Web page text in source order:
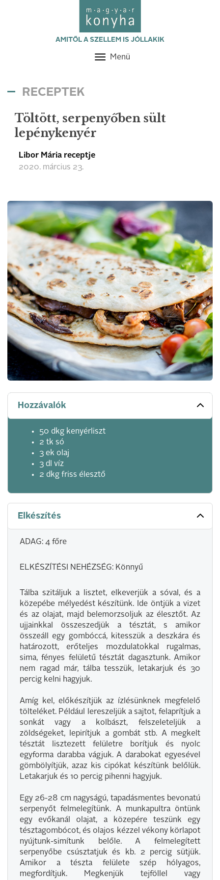
AMITŐL A SZELLEM IS JÓLLAKIK
Toggle
Menü
RECEPTEK
Töltött, serpenyőben sült
lepénykenyér
Libor Mária receptje
2020. március 23.
Hozzávalók
50 dkg kenyérliszt
2 tk só
3 ek olaj
3 dl víz
2 dkg friss élesztő
Elkészítés
ADAG: 4 főre
ELKÉSZÍTÉSI NEHÉZSÉG: Könnyű
Tálba szitáljuk a lisztet, elkeverjük a sóval, és a
közepébe mélyedést készítünk. Ide öntjük a vizet
és az olajat, majd belemorzsoljuk az élesztőt. Az
ujjainkkal összeszedjük a tésztát, s amikor
összeáll egy gombóccá, kitesszük a deszkára és
határozott, erőteljes mozdulatokkal rugalmas,
sima, fényes felületű tésztát dagasztunk. Amikor
nem ragad már, tálba tesszük, letakarjuk és 30
percig kelni hagyjuk.
Amíg kel, előkészítjük az ízlésünknek megfelelő
tölteléket. Például lereszeljük a sajtot, felaprítjuk a
sonkát vagy a kolbászt, felszeleteljük a
zöldségeket, lepirítjuk a gombát stb. A megkelt
tésztát lisztezett felületre borítjuk és nyolc
egyforma darabba vágjuk. A darabokat egyesével
gömbölyítjük, azaz kis cipókat készítünk belőlük.
Letakarjuk és 10 percig pihenni hagyjuk.
Egy 26-28 cm nagyságú, tapadásmentes bevonatú
serpenyőt felmelegítünk. A munkapultra öntünk
egy evőkanál olajat, a közepére teszünk egy
tésztagombócot, és olajos kézzel vékony körlapot
nyújtunk-simítunk belőle. A felmelegített
serpenyőbe csúsztatjuk és kb. 2 percig sütjük.
Amikor a tészta felülete szép hólyagos,
megfordítjuk. Megkenjük tejföllel vagy